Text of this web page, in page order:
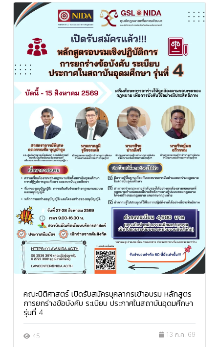
คณะนิติศาสตร์ เปิดรับสมัครบุคลากรเข้าอบรม หลักสูตร
การยกร่างข้อบังคับ ระเบียบ ประกาศในสถาบันอุดมศึกษา
รุ่นที่ 4
45 13 ก.ค. 69